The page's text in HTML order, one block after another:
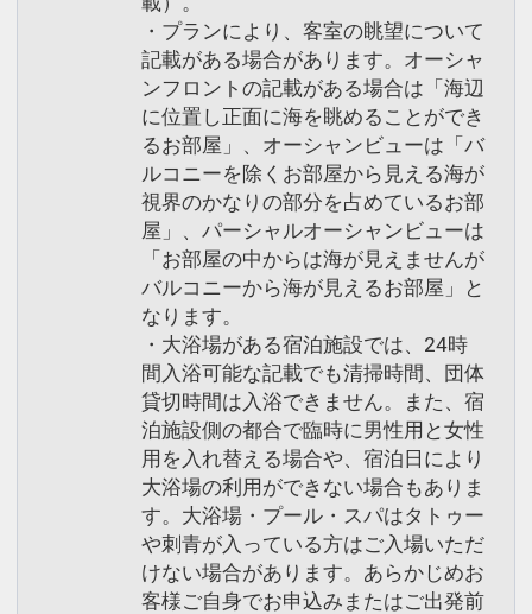
・プランにより、客室の眺望について
記載がある場合があります。オーシャ
ンフロントの記載がある場合は「海辺
に位置し正面に海を眺めることができ
るお部屋」、オーシャンビューは「バ
ルコニーを除くお部屋から見える海が
視界のかなりの部分を占めているお部
屋」、パーシャルオーシャンビューは
「お部屋の中からは海が見えませんが
バルコニーから海が見えるお部屋」と
なります。
・大浴場がある宿泊施設では、24時
間入浴可能な記載でも清掃時間、団体
貸切時間は入浴できません。また、宿
泊施設側の都合で臨時に男性用と女性
用を入れ替える場合や、宿泊日により
大浴場の利用ができない場合もありま
す。大浴場・プール・スパはタトゥー
や刺青が入っている方はご入場いただ
けない場合があります。あらかじめお
客様ご自身でお申込みまたはご出発前